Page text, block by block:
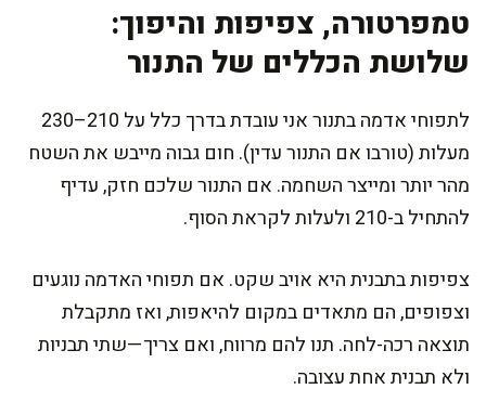
טמפרטורה, צפיפות והיפוך:
שלושת הכללים של התנור
לתפוחי אדמה בתנור אני עובדת בדרך כלל על 210–230
מעלות (טורבו אם התנור עדין). חום גבוה מייבש את השטח
מהר יותר ומייצר השחמה. אם התנור שלכם חזק, עדיף
להתחיל ב-210 ולעלות לקראת הסוף.
צפיפות בתבנית היא אויב שקט. אם תפוחי האדמה נוגעים
וצפופים, הם מתאדים במקום להיאפות, ואז מתקבלת
תוצאה רכה-לחה. תנו להם מרווח, ואם צריך—שתי תבניות
ולא תבנית אחת עצובה.